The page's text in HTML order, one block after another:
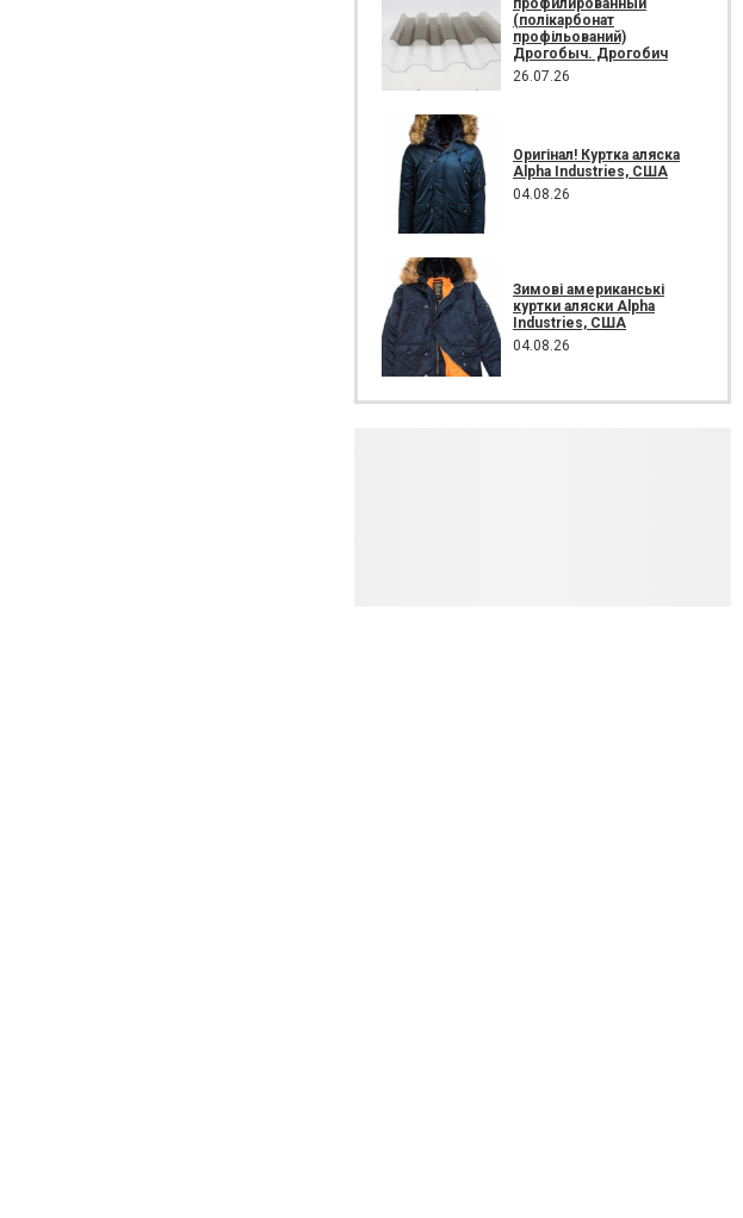
(полікарбонат
профільований)
Дрогобыч. Дрогобич
26.07.26
Оригінал! Куртка аляска
Alpha Industries, США
04.08.26
Зимові американські
куртки аляски Alpha
Industries, США
04.08.26